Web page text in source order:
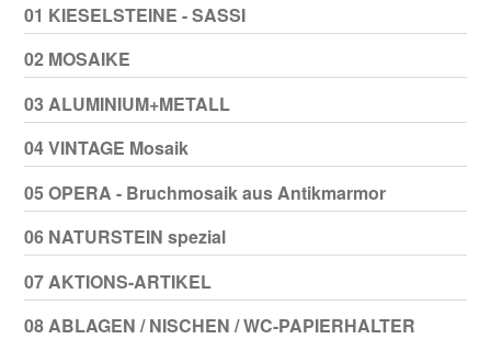
01 KIESELSTEINE - SASSI
02 MOSAIKE
03 ALUMINIUM+METALL
04 VINTAGE Mosaik
05 OPERA - Bruchmosaik aus Antikmarmor
06 NATURSTEIN spezial
07 AKTIONS-ARTIKEL
08 ABLAGEN / NISCHEN / WC-PAPIERHALTER